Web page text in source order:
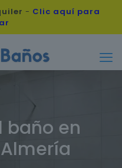
- Clic aquí para
baño en